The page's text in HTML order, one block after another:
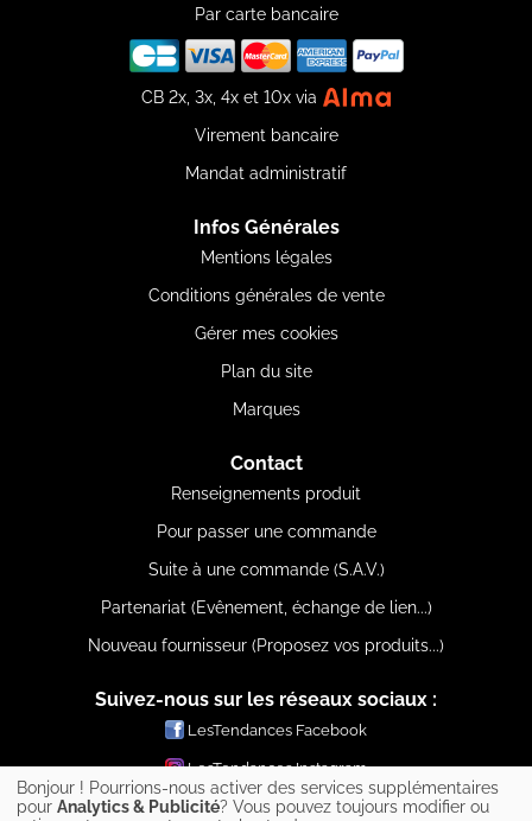
Par carte bancaire
CB 2x, 3x, 4x et 10x via
Virement bancaire
Mandat administratif
Infos Générales
Mentions légales
Conditions générales de vente
Gérer mes cookies
Plan du site
Marques
Contact
Renseignements produit
Pour passer une commande
Suite à une commande (S.A.V.)
Partenariat (Evênement, échange de lien...)
Nouveau fournisseur (Proposez vos produits...)
Suivez-nous sur les réseaux sociaux :
LesTendances Facebook
LesTendances Instagram
LesTendances Pinterest
Bonjour ! Pourrions-nous activer des services supplémentaires
pour Analytics & Publicité? Vous pouvez toujours modifier ou